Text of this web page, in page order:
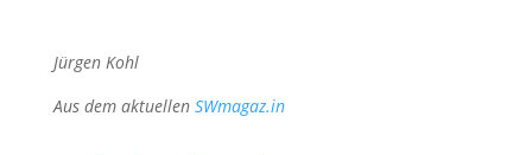
Jürgen Kohl
Aus dem aktuellen SWmagaz.in